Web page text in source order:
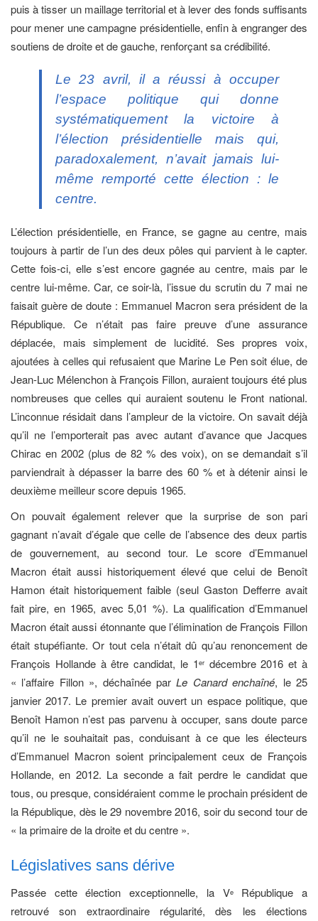
puis à tisser un maillage territorial et à lever des fonds suffisants
pour mener une campagne présidentielle, enfin à engranger des
soutiens de droite et de gauche, renforçant sa crédibilité.
Le 23 avril, il a réussi à occuper
l’espace politique qui donne
systématiquement la victoire à
l’élection présidentielle mais qui,
paradoxalement, n’avait jamais lui-
même remporté cette élection : le
centre.
L’élection présidentielle, en France, se gagne au centre, mais
toujours à partir de l’un des deux pôles qui parvient à le capter.
Cette fois-ci, elle s’est encore gagnée au centre, mais par le
centre lui-même. Car, ce soir-là, l’issue du scrutin du 7 mai ne
faisait guère de doute : Emmanuel Macron sera président de la
République. Ce n’était pas faire preuve d’une assurance
déplacée, mais simplement de lucidité. Ses propres voix,
ajoutées à celles qui refusaient que Marine Le Pen soit élue, de
Jean-Luc Mélenchon à François Fillon, auraient toujours été plus
nombreuses que celles qui auraient soutenu le Front national.
L’inconnue résidait dans l’ampleur de la victoire. On savait déjà
qu’il ne l’emporterait pas avec autant d’avance que Jacques
Chirac en 2002 (plus de 82 % des voix), on se demandait s’il
parviendrait à dépasser la barre des 60 % et à détenir ainsi le
deuxième meilleur score depuis 1965.
On pouvait également relever que la surprise de son pari
gagnant n’avait d’égale que celle de l’absence des deux partis
de gouvernement, au second tour. Le score d’Emmanuel
Macron était aussi historiquement élevé que celui de Benoît
Hamon était historiquement faible (seul Gaston Defferre avait
fait pire, en 1965, avec 5,01 %). La qualification d’Emmanuel
Macron était aussi étonnante que l’élimination de François Fillon
était stupéfiante. Or tout cela n’était dû qu’au renoncement de
François Hollande à être candidat, le 1erdécembre 2016 et à
« l’affaire Fillon », déchaînée parLe Canard enchaîné, le 25
janvier 2017. Le premier avait ouvert un espace politique, que
Benoît Hamon n’est pas parvenu à occuper, sans doute parce
qu’il ne le souhaitait pas, conduisant à ce que les électeurs
d’Emmanuel Macron soient principalement ceux de François
Hollande, en 2012. La seconde a fait perdre le candidat que
tous, ou presque, considéraient comme le prochain président de
la République, dès le 29 novembre 2016, soir du second tour de
« la primaire de la droite et du centre ».
Législatives sans dérive
Passée cette élection exceptionnelle, la VeRépublique a
retrouvé son extraordinaire régularité, dès les élections